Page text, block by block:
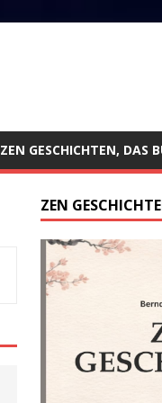
ZEN GESCHICHTEN, DAS
ZEN